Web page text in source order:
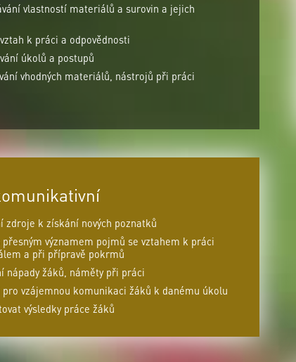
vlastností materiálů a surovin a jejich
k práci a odpovědnosti
úkolů a postupů
vhodných materiálů, nástrojů při práci
zdroje k získání nových poznatků
významem pojmů se vztahem k práci
a při přípravě pokrmů
nápady žáků, náměty při práci
vzájemnou komunikaci žáků k danému úkolu
výsledky práce žáků